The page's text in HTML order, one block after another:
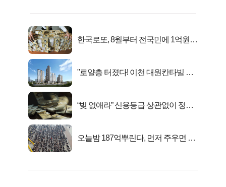
한국로또, 8월부터 전국민에 1억원씩
"로얄층 터졌다! 이천 대원칸타빌 잔
“빚 없애라” 신용등급 상관없이 정부
오늘밤 187억뿌린다, 먼저 주우면 최